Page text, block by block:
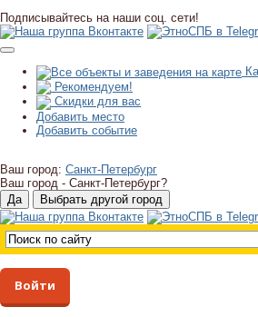
Подписывайтесь на наши соц. сети!
Рекомендуем!
Скидки для вас
Добавить место
Добавить событие
Ваш город: Санкт-Петербург
Ваш город - Санкт-Петербург?
Войти